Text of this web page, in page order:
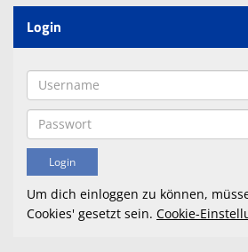
Login
Um dich einloggen zu können,
Cookies' gesetzt sein. Cookie-